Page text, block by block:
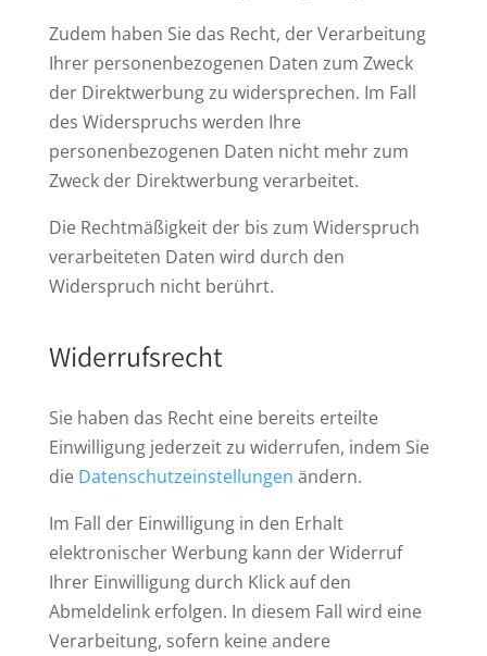
Zudem haben Sie das Recht, der Verarbeitung
Ihrer personenbezogenen Daten zum Zweck
der Direktwerbung zu widersprechen. Im Fall
des Widerspruchs werden Ihre
personenbezogenen Daten nicht mehr zum
Zweck der Direktwerbung verarbeitet.
Die Rechtmäßigkeit der bis zum Widerspruch
verarbeiteten Daten wird durch den
Widerspruch nicht berührt.
Widerrufsrecht
Sie haben das Recht eine bereits erteilte
Einwilligung jederzeit zu widerrufen, indem Sie
die Datenschutzeinstellungen ändern.
Im Fall der Einwilligung in den Erhalt
elektronischer Werbung kann der Widerruf
Ihrer Einwilligung durch Klick auf den
Abmeldelink erfolgen. In diesem Fall wird eine
Verarbeitung, sofern keine andere